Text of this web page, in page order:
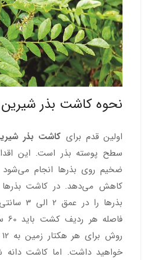
نحوه کاشت بذر شیرین
اولین قدم برای کاشت بذر
سطح پوسته بذر است. این
ضخیم روی بذرها انجام
کاهش می‌دهد. در کاشت بذرها
بذرها
خواهید داشت. اما کاشت دانه